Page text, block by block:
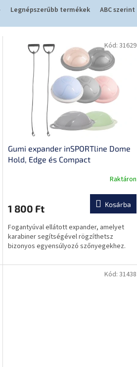
Legnépszerűbb termékek ABC szerint
Gumi expander inSPORTline Dome
Hold, Edge és Compact
rögzítés, ergonómikus fogantyúk,
csúszásgátló barázdák
Raktáron
1 800 Ft Kosárba
Fogantyúval ellátott expander, amelyet
karabiner segítségével rögzíthetsz
bizonyos egyensúlyozó szőnyegekhez.
Kód: 31629
Kód: 31438